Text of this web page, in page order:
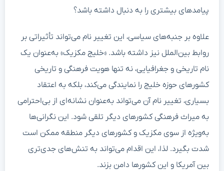
پیامدهای بیشتری را به دنبال داشته باشد؟
علاوه بر جنبه‌های سیاسی، این تغییر نام می‌تواند تأثیراتی بر
روابط بین‌الملل نیز داشته باشد. «خلیج مکزیک» به‌عنوان یک
نام تاریخی و جغرافیایی، نه تنها هویت فرهنگی و تاریخی
کشورهای حوزه خلیج را نمایندگی می‌کند، بلکه به اعتقاد
بسیاری، تغییر نام آن می‌تواند به‌عنوان نشانه‌ای از بی‌احترامی
به میراث فرهنگی کشورهای دیگر تلقی شود. این نگرانی‌ها
به‌ویژه از سوی مکزیک و کشورهای دیگر منطقه ممکن است
شدت بگیرد. لذا، این اقدام می‌تواند به تنش‌های جدی‌تری
بین آمریکا و این کشورها دامن بزند.